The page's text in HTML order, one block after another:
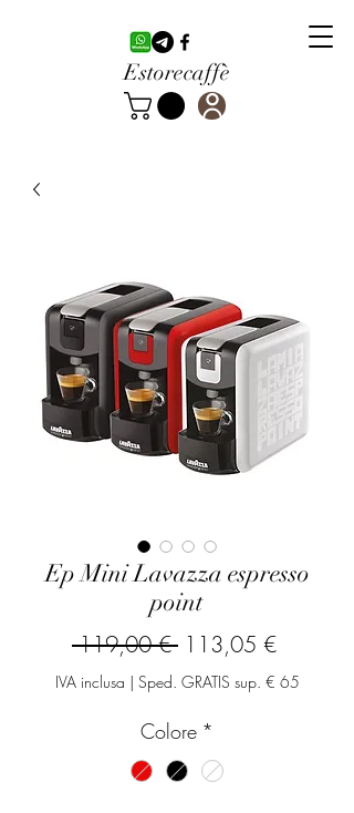
Estorecaffè
Ep Mini Lavazza espresso
point
119,00 € Prezzo
regolare
113,05 €Prezzo
scontato
IVA inclusa | Sped. GRATIS sup. € 65
Colore *